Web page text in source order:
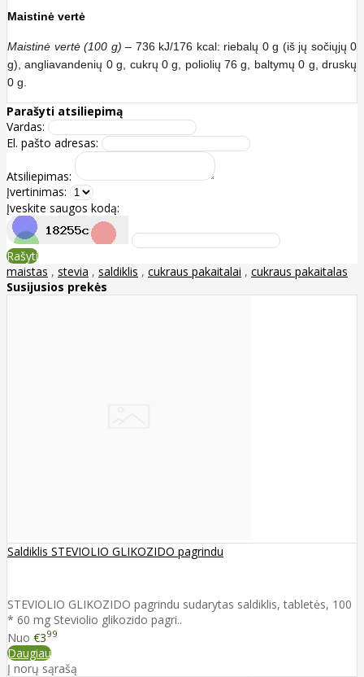
Maistinė vertė
Maistinė vertė (100 g) – 736 kJ/176 kcal: riebalų 0 g (iš jų sočiųjų 0
g), angliavandenių 0 g, cukrų 0 g, poliolių 76 g, baltymų 0 g, druskų
0 g.
Parašyti atsiliepimą
Vardas:
El. pašto adresas:
Atsiliepimas:
Įvertinimas:
Įveskite saugos kodą:
Rašyti
maistas , stevia , saldiklis , cukraus pakaitalai , cukraus pakaitalas
Susijusios prekės
Saldiklis STEVIOLIO GLIKOZIDO pagrindu
STEVIOLIO GLIKOZIDO pagrindu sudarytas saldiklis, tabletės, 100
* 60 mg Steviolio glikozido pagri..
Nuo €399
Daugiau
Į norų sąrašą